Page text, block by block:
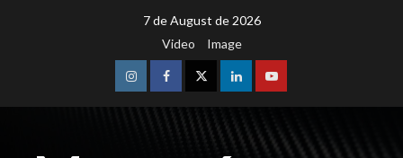
7 de August de 2026
Video
Image
InstagramFacebookTwitterLinkedinYoutube